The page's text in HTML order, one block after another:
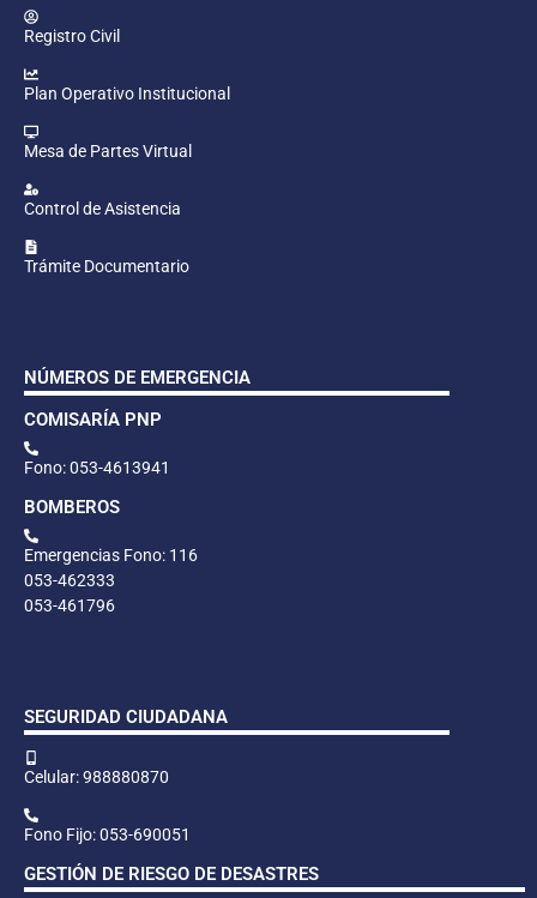
Registro Civil
Plan Operativo Institucional
Mesa de Partes Virtual
Control de Asistencia
Trámite Documentario
NÚMEROS DE EMERGENCIA
COMISARÍA PNP
Fono: 053-4613941
BOMBEROS
Emergencias Fono: 116
053-462333
053-461796
SEGURIDAD CIUDADANA
Celular: 988880870
Fono Fijo: 053-690051
GESTIÓN DE RIESGO DE DESASTRES